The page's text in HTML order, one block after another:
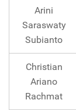
Arini
Saraswaty
Subianto
Christian
Ariano
Rachmat